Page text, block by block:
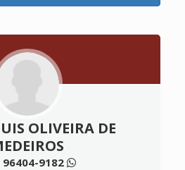
OLIVEIRA DE
96404-9182